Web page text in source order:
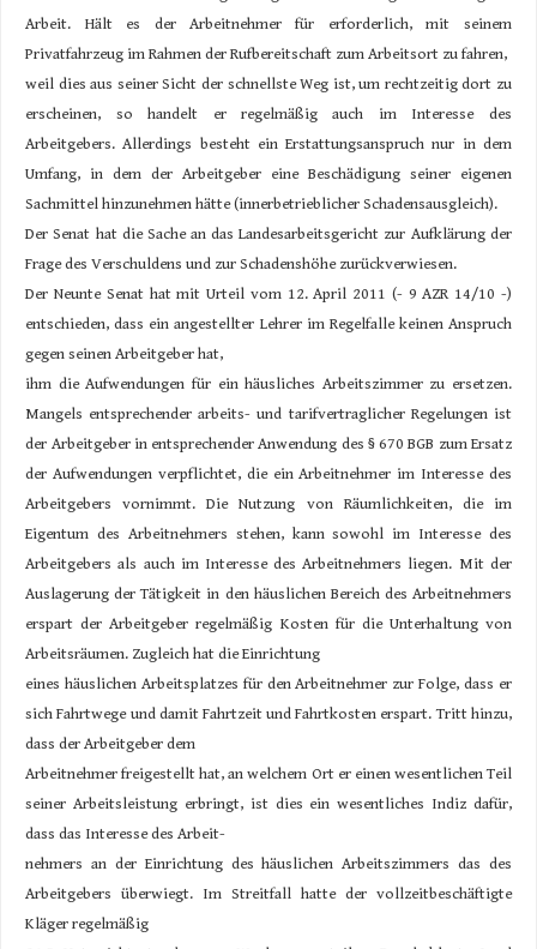
Arbeit. Hält es der Arbeitnehmer für erforderlich, mit seinem
Privatfahrzeug im Rahmen der Rufbereitschaft zum Arbeitsort zu fahren,
weil dies aus seiner Sicht der schnellste Weg ist, um rechtzeitig dort zu
erscheinen, so handelt er regelmäßig auch im Interesse des
Arbeitgebers. Allerdings besteht ein Erstattungsanspruch nur in dem
Umfang, in dem der Arbeitgeber eine Beschädigung seiner eigenen
Sachmittel hinzunehmen hätte (innerbetrieblicher Schadensausgleich).
Der Senat hat die Sache an das Landesarbeitsgericht zur Aufklärung der
Frage des Verschuldens und zur Schadenshöhe zurückverwiesen.
Der Neunte Senat hat mit Urteil vom 12. April 2011 (- 9 AZR 14/10 -)
entschieden, dass ein angestellter Lehrer im Regelfalle keinen Anspruch
gegen seinen Arbeitgeber hat,
ihm die Aufwendungen für ein häusliches Arbeitszimmer zu ersetzen.
Mangels entsprechender arbeits- und tarifvertraglicher Regelungen ist
der Arbeitgeber in entsprechender Anwendung des § 670 BGB zum Ersatz
der Aufwendungen verpflichtet, die ein Arbeitnehmer im Interesse des
Arbeitgebers vornimmt. Die Nutzung von Räumlichkeiten, die im
Eigentum des Arbeitnehmers stehen, kann sowohl im Interesse des
Arbeitgebers als auch im Interesse des Arbeitnehmers liegen. Mit der
Auslagerung der Tätigkeit in den häuslichen Bereich des Arbeitnehmers
erspart der Arbeitgeber regelmäßig Kosten für die Unterhaltung von
Arbeitsräumen. Zugleich hat die Einrichtung
eines häuslichen Arbeitsplatzes für den Arbeitnehmer zur Folge, dass er
sich Fahrtwege und damit Fahrtzeit und Fahrtkosten erspart. Tritt hinzu,
dass der Arbeitgeber dem
Arbeitnehmer freigestellt hat, an welchem Ort er einen wesentlichen Teil
seiner Arbeitsleistung erbringt, ist dies ein wesentliches Indiz dafür,
dass das Interesse des Arbeit-
nehmers an der Einrichtung des häuslichen Arbeitszimmers das des
Arbeitgebers überwiegt. Im Streitfall hatte der vollzeitbeschäftigte
Kläger regelmäßig